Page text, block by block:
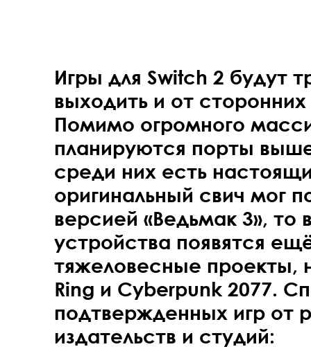
Игры для Switch 2 будут
выходить и от
Помимо огромного
планируются порты
среди них есть
оригинальный свич мог
версией «Ведьмак 3», то
устройства появятся
тяжеловесные проекты,
Ring и Cyberpunk 2077.
подтвержденных игр от
издательств и студий: